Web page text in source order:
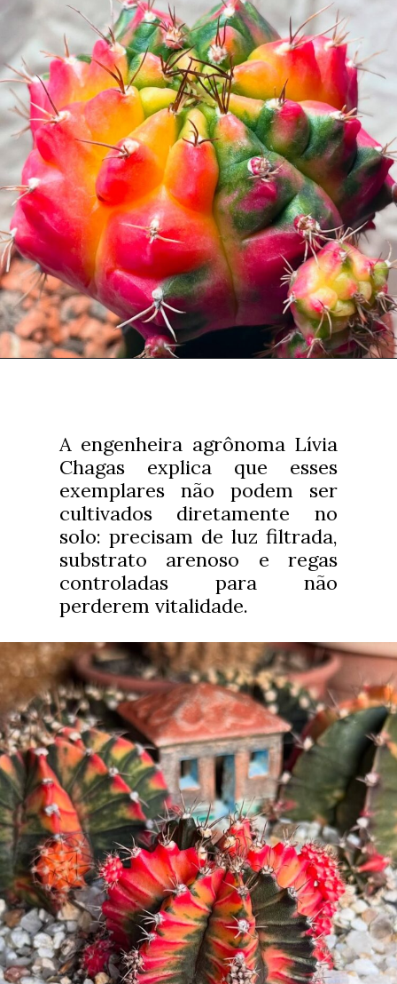
A engenheira agrônoma Lívia
Chagas explica que esses
exemplares não podem ser
cultivados diretamente no
solo: precisam de luz filtrada,
substrato arenoso e regas
controladas para não
perderem vitalidade.